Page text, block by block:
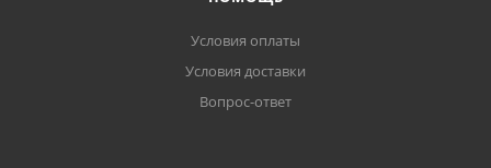
Условия оплаты
Условия доставки
Вопрос-ответ